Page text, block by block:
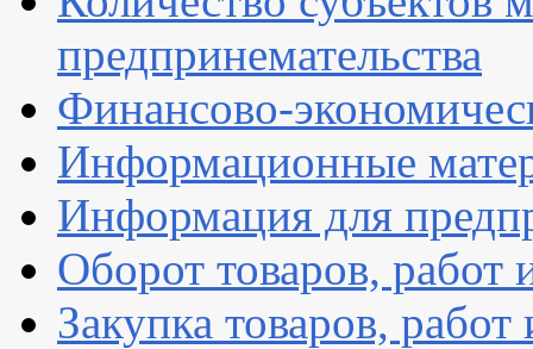
предпринемательства
Финансово-
Информационные
Информация для
Оборот товаров, работ
Закупка товаров, работ